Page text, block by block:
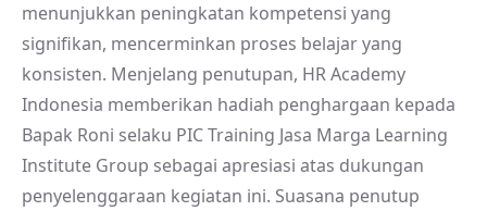
menunjukkan peningkatan kompetensi yang
signifikan, mencerminkan proses belajar yang
konsisten. Menjelang penutupan, HR Academy
Indonesia memberikan hadiah penghargaan kepada
Bapak Roni selaku PIC Training Jasa Marga Learning
Institute Group sebagai apresiasi atas dukungan
penyelenggaraan kegiatan ini. Suasana penutup